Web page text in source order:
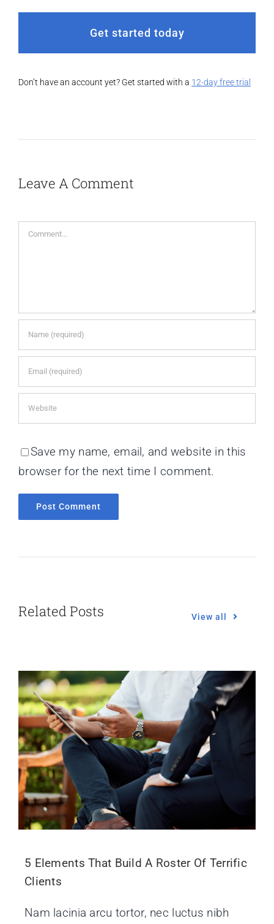
Get started today
Don’t have an account yet? Get started with a 12-day free trial
Leave A Comment
Save my name, email, and website in this
browser for the next time I comment.
Related Posts View all
5 Elements That Build A Roster Of Terrific
Clients
Nam lacinia arcu tortor, nec luctus nibh